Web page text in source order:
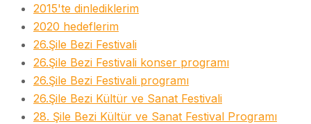
2015'te dinlediklerim
2020 hedeflerim
26.Şile Bezi Festivali
26.Şile Bezi Festivali konser programı
26.Şile Bezi Festivali programı
26.Şile Bezi Kültür ve Sanat Festivali
28. Şile Bezi Kültür ve Sanat Festival Programı